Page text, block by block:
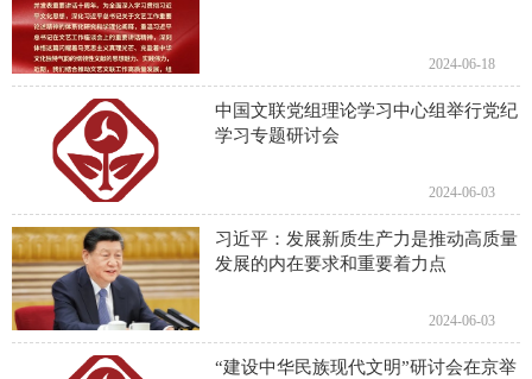
2024-06-18
中国文联党组理论学习中心组举行党纪
学习专题研讨会
2024-06-03
习近平：发展新质生产力是推动高质量
发展的内在要求和重要着力点​
2024-06-03
“建设中华民族现代文明”研讨会在京举